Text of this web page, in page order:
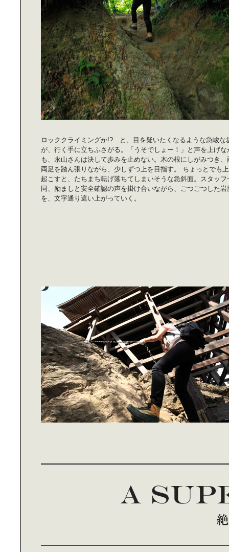
ロッククライミングか!? と、目を疑いたくなるような急峻な
が、行く手に立ちふさがる。「うそでしょー！」と声を上げな
も、永山さんは決して歩みを止めない。木の根にしがみつき、
両足を踏ん張りながら、少しずつ上を目指す。 ちょっとでも
起こすと、たちまち転げ落ちてしまいそうな急斜面。スタッフ
同、励ましと安全確認の声を掛け合いながら、ごつごつした岩
を、文字通り這い上がっていく。
伝統と文化の香りが漂う、｜英国の
クリスマス
はじめよう｜お手軽・簡単ボタニカ
ルライフ
簡単美容食で｜カラダの内側からキ
レイに！
ハッピー公園ライフ｜～公園に行こ
ランニングパラダイス
生活を楽しくする｜本棚の作り方